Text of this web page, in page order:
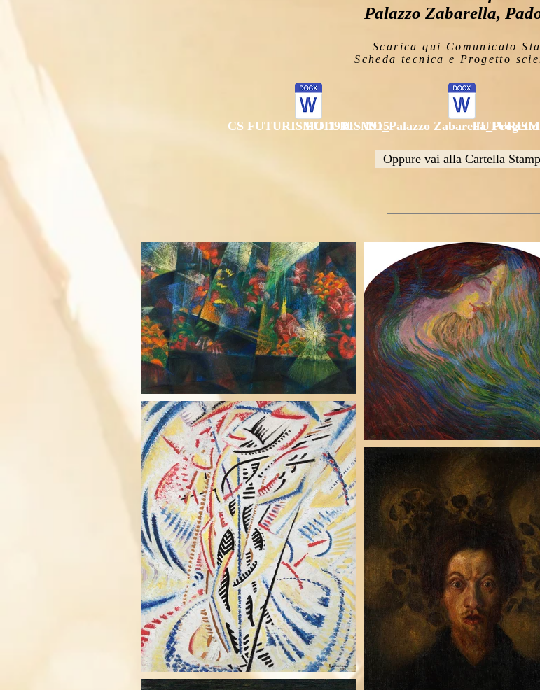
Palazzo Zabarella,
Scarica qui Comunicato
Scheda tecnica e Progetto
CS FUTURISMO 1910 - 1915
FUTURISMO_Palazzo
Oppure vai alla Cartella